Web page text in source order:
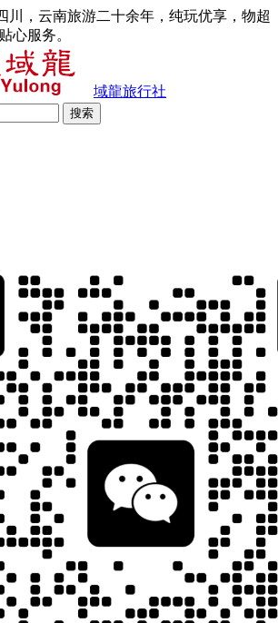
川，云南旅游二十余年，纯玩优享，物超
心服务。
域龍旅行社
搜索